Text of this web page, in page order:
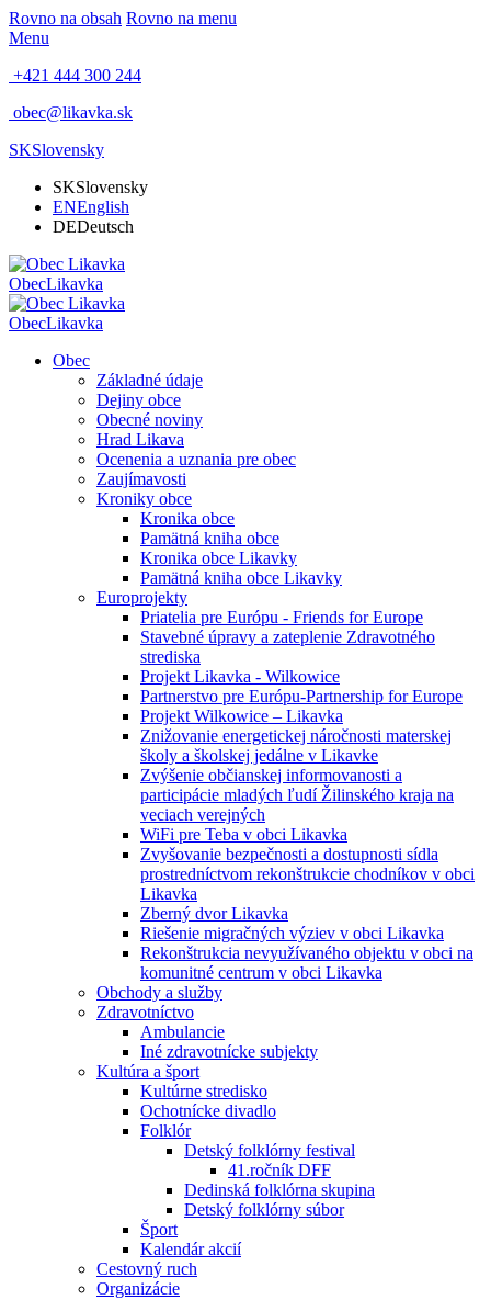
Rovno na obsah Rovno na menu
Menu
+421 444 300 244
obec@likavka.sk
SKSlovensky
SKSlovensky
ENEnglish
DEDeutsch
ObecLikavka
ObecLikavka
Obec
Základné údaje
Dejiny obce
Obecné noviny
Hrad Likava
Ocenenia a uznania pre obec
Zaujímavosti
Kroniky obce
Kronika obce
Pamätná kniha obce
Kronika obce Likavky
Pamätná kniha obce Likavky
Europrojekty
Priatelia pre Európu - Friends for Europe
Stavebné úpravy a zateplenie Zdravotného
strediska
Projekt Likavka - Wilkowice
Partnerstvo pre Európu-Partnership for Europe
Projekt Wilkowice – Likavka
Znižovanie energetickej náročnosti materskej
školy a školskej jedálne v Likavke
Zvýšenie občianskej informovanosti a
participácie mladých ľudí Žilinského kraja na
veciach verejných
WiFi pre Teba v obci Likavka
Zvyšovanie bezpečnosti a dostupnosti sídla
prostredníctvom rekonštrukcie chodníkov v obci
Likavka
Zberný dvor Likavka
Riešenie migračných výziev v obci Likavka
Rekonštrukcia nevyužívaného objektu v obci na
komunitné centrum v obci Likavka
Obchody a služby
Zdravotníctvo
Ambulancie
Iné zdravotnícke subjekty
Kultúra a šport
Kultúrne stredisko
Ochotnícke divadlo
Folklór
Detský folklórny festival
41.ročník DFF
Dedinská folklórna skupina
Detský folklórny súbor
Šport
Kalendár akcií
Cestovný ruch
Organizácie